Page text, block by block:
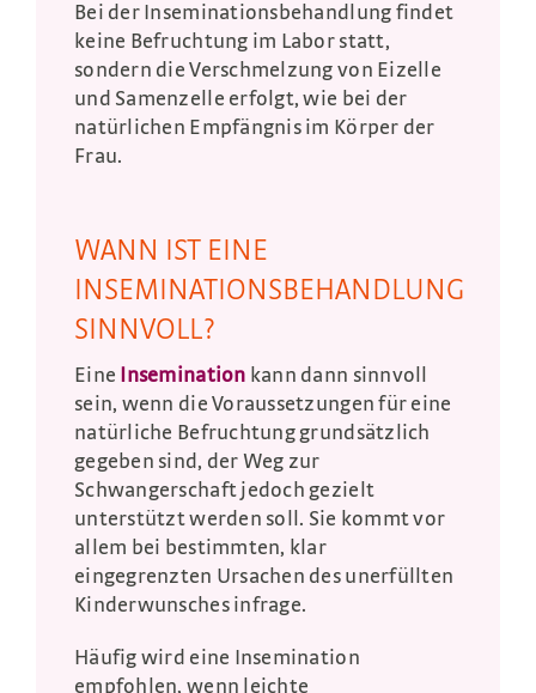
Bei der Inseminationsbehandlung findet
keine Befruchtung im Labor statt,
sondern die Verschmelzung von Eizelle
und Samenzelle erfolgt, wie bei der
natürlichen Empfängnis im Körper der
Frau.
WANN IST EINE
INSEMINATIONSBEHANDLUNG
SINNVOLL?
Eine Insemination kann dann sinnvoll
sein, wenn die Voraussetzungen für eine
natürliche Befruchtung grundsätzlich
gegeben sind, der Weg zur
Schwangerschaft jedoch gezielt
unterstützt werden soll. Sie kommt vor
allem bei bestimmten, klar
eingegrenzten Ursachen des unerfüllten
Kinderwunsches infrage.
Häufig wird eine Insemination
empfohlen, wenn leichte